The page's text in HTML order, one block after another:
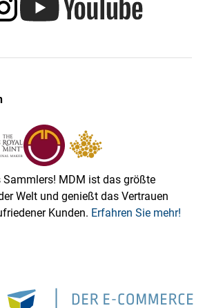
MDM ist das größte
Welt und genießt das Vertrauen
Kunden. Erfahren Sie mehr!